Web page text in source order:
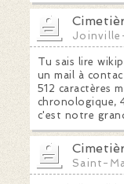
Tu sais lire
un mail à
512 caractères
chronologique,
c'est notre
Saint-